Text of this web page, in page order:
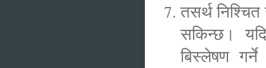
तसर्थ
सकिन्छ। यदि
बिस्लेषण